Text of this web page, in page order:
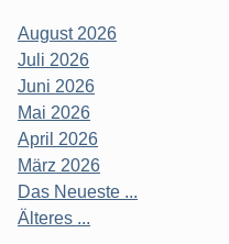
August 2026
Juli 2026
Juni 2026
Mai 2026
April 2026
März 2026
Das Neueste ...
Älteres ...